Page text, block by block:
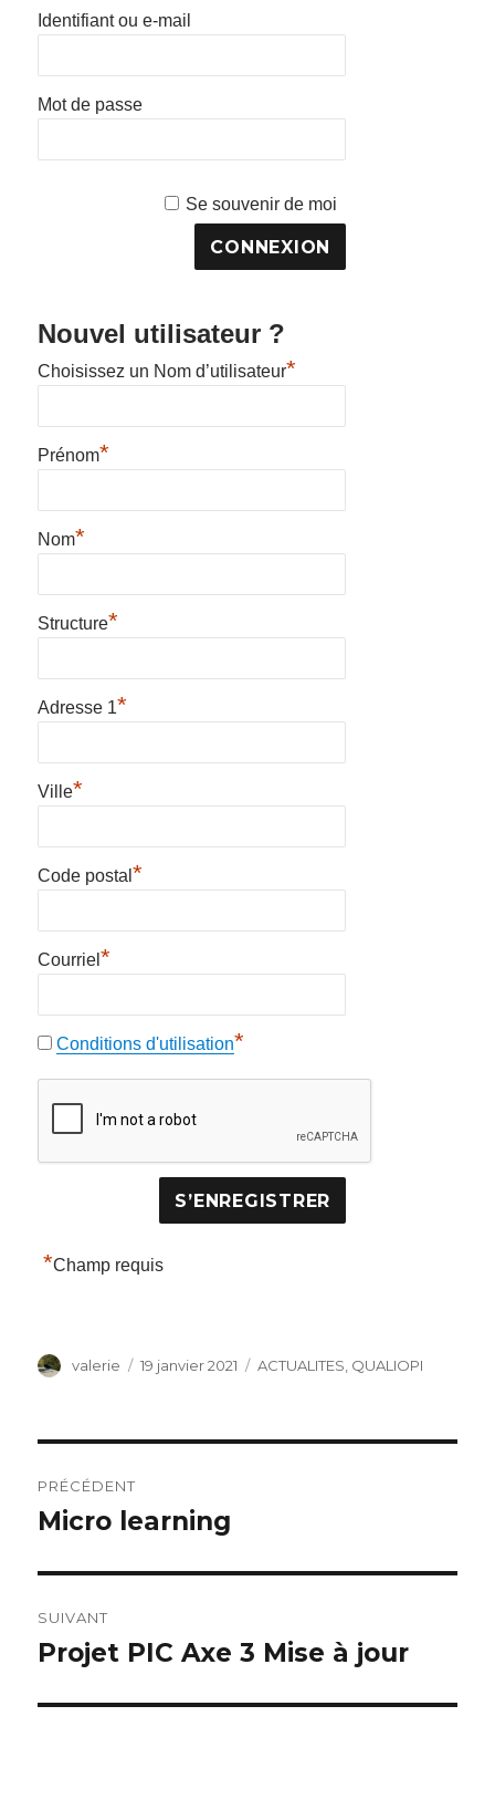
Identifiant ou e-mail
Mot de passe
Se souvenir de moi
Nouvel utilisateur ?
Choisissez un Nom d’utilisateur*
Prénom*
Nom*
Structure*
Adresse 1*
Ville*
Code postal*
Courriel*
Conditions d'utilisation*
*Champ requis
Auteur
valerie
Publié
19 janvier 2021 Catégories
ACTUALITES QUALIOPI
de
PRÉCÉDENT
Publication
Micro learning
SUIVANT
Publication
Projet PIC Axe 3 Mise à jour